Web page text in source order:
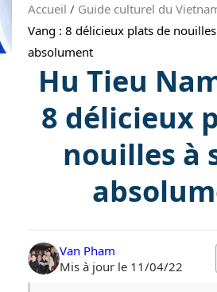
Accueil / Guide culturel du
Vang : 8 délicieux plats de
absolument
Hu Tieu
8 délicieux
nouilles à
Van Pham
Mis à jour le 11/04/22